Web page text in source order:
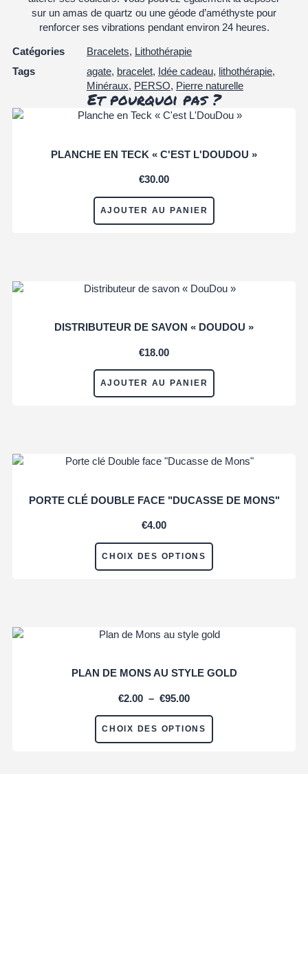
sur un amas de quartz ou une géode d’améthyste pour
renforcer ses vibrations pendant environ 24 heures.
Catégories Bracelets, Lithothérapie
Tags
agate, bracelet, Idée cadeau, lithothérapie,
Minéraux, PERSO, Pierre naturelle
Et pourquoi pas ?
PLANCHE EN TECK « C'EST L'DOUDOU »
€30.00
AJOUTER AU PANIER
DISTRIBUTEUR DE SAVON « DOUDOU »
€18.00
AJOUTER AU PANIER
PORTE CLÉ DOUBLE FACE "DUCASSE DE MONS"
€4.00
CHOIX DES OPTIONS
PLAN DE MONS AU STYLE GOLD
€2.00 – €95.00
CHOIX DES OPTIONS